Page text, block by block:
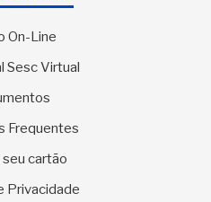
On-Line
Sesc Virtual
Frequentes
cartão
Privacidade